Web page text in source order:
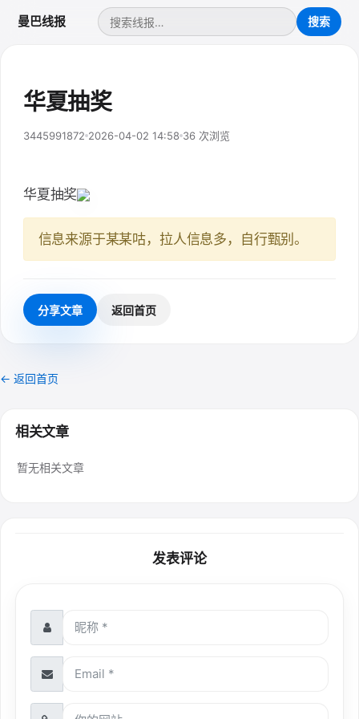
曼巴线报
华夏抽奖
3445991872 2026-04-02 14:58 36 次浏览
华夏抽奖
信息来源于某某咕，拉人信息多，自行甄别。
分享文章 返回首页
← 返回首页
相关文章
暂无相关文章
发表评论